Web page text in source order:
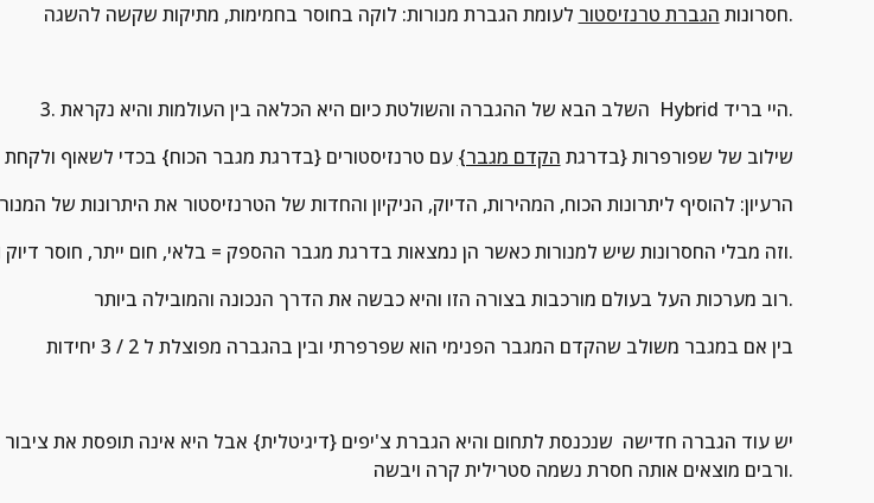
חסרונות הגברת טרנזיסטור לעומת הגברת מנורות: לוקה בחוסר בחמימות, מתיקות שקשה להשגה.
3. השלב הבא של ההגברה והשולטת כיום היא הכלאה בין העולמות והיא נקראת  Hybrid היי בריד.
שילוב של שפורפרות {בדרגת הקדם מגבר} עם טרנזיסטורים {בדרגת מגבר הכוח} בכדי לשאוף ולקחת את הטוב מ 2 העולמות
הרעיון: להוסיף ליתרונות הכוח, המהירות, הדיוק, הניקיון והחדות של הטרנזיסטור את היתרונות של
וזה מבלי החסרונות שיש למנורות כאשר הן נמצאות בדרגת מגבר ההספק = בלאי, חום ייתר, חוסר דיוק ועיוות.
רוב מערכות העל בעולם מורכבות בצורה הזו והיא כבשה את הדרך הנכונה והמובילה ביותר.
בין אם במגבר משולב שהקדם המגבר הפנימי הוא שפרפרתי ובין בהגברה מפוצלת ל 2 / 3 יחידות
ורבים מוצאים אותה חסרת נשמה סטרילית קרה ויבשה.